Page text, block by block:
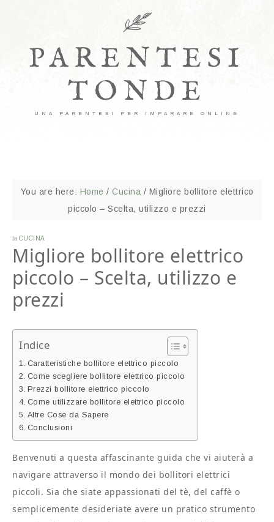
PARENTESI
TONDE
UNA PARENTESI PER IMPARARE ONLINE
You are here: Home / Cucina / Migliore bollitore elettrico
piccolo – Scelta, utilizzo e prezzi
in CUCINA
Migliore bollitore elettrico
piccolo – Scelta, utilizzo e
prezzi
Indice
Caratteristiche bollitore elettrico piccolo
Come scegliere bollitore elettrico piccolo
Prezzi bollitore elettrico piccolo
Come utilizzare bollitore elettrico piccolo
Altre Cose da Sapere
Conclusioni
Benvenuti a questa affascinante guida che vi aiuterà a
navigare attraverso il mondo dei bollitori elettrici
piccoli. Sia che siate appassionati del tè, del caffè o
semplicemente desideriate avere un pratico strumento